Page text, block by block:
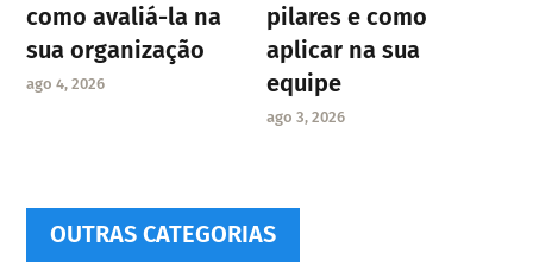
como avaliá-la na
sua organização
ago 4, 2026
pilares e como
aplicar na sua
equipe
ago 3, 2026
OUTRAS CATEGORIAS